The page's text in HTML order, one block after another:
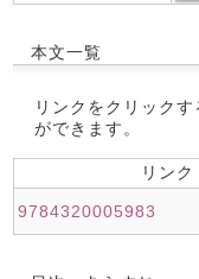
本文一覧
リンクをクリック
ができます。
リンク
9784320005983